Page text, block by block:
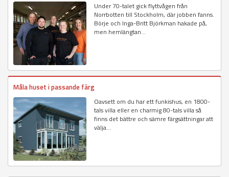
Under 70-talet gick flyttvågen från
Norrbotten till Stockholm, där jobben fanns.
Börje och Inga-Britt Björkman hakade på,
men hemlängtan...
Måla huset i passande färg
Oavsett om du har ett funkishus, en 1800-
tals villa eller en charmig 80-tals villa så
finns det bättre och sämre färgsättningar att
välja...